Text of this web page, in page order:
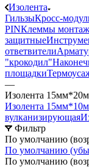
Изолента
ГильзыКросс-
PINКлеммы
защитные
ответвители
"крокодил"
площадки
—
Изолента 15мм*20м
Изолента 15мм*10м
вулканизирующая
Фильтр
По умолчанию
По умолчанию
По умолчанию